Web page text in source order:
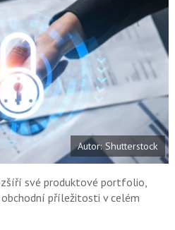
í l
e
n
a
a
b
o
o
k
u
í
j
s
i
X
Autor: Shutterstock
své produktové portfolio,
příležitosti v celém